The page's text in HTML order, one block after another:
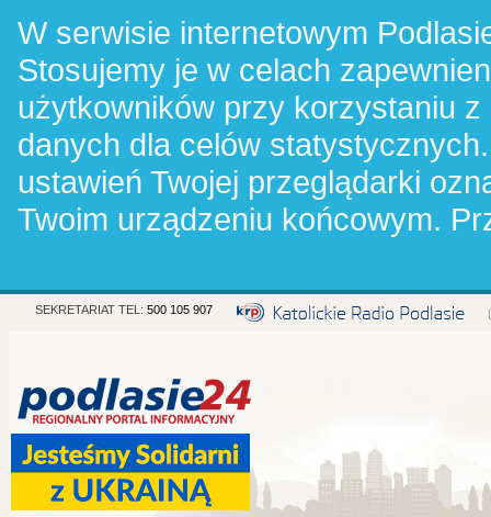
W serwisie internetowym
Stosujemy je w celach
użytkowników przy korzystaniu
danych dla celów
ustawień Twojej przeglądarki
Twoim urządzeniu końcowym.
SEKRETARIAT TEL: 500 105 907